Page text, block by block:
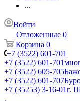
...
Войти
Отложенные 0
Корзина 0
+7 (3522) 601-701
+7 (3522) 601-701
+7 (3522) 605-705
+7 (3522) 601-707
+7 (35253) 3-16-01г.